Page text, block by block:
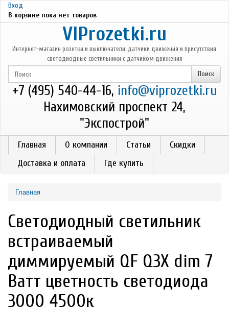
Перейти к основному содержанию
Вход
В корзине пока нет товаров
VIProzetki.ru
Интернет-магазин розетки и выключатели, датчики движения и присутствия,
светодиодные светильники с датчиком движения
+7 (495) 540-44-16, info@viprozetki.ru
Нахимовский проспект 24,
"Экспострой"
Главная О компании Статьи
Скидки
Доставка и оплата
Где купить
Главная
Светодиодный светильник
встраиваемый
диммируемый QF Q3X dim 7
Ватт цветность светодиода
3000 4500к